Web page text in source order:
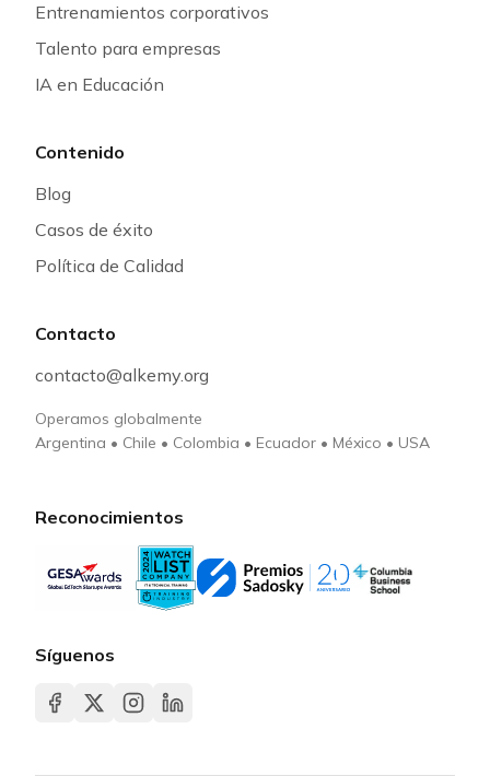
Entrenamientos corporativos
Talento para empresas
IA en Educación
Contenido
Blog
Casos de éxito
Política de Calidad
Contacto
contacto@alkemy.org
Operamos globalmente
Argentina • Chile • Colombia • Ecuador • México • USA
Reconocimientos
Síguenos